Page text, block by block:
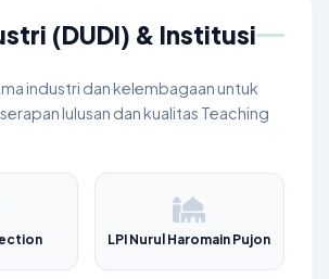
(DUDI) & Institusi
industri dan kelembagaan untuk
lulusan dan kualitas Teaching
LPI Nurul Haromain Pujon